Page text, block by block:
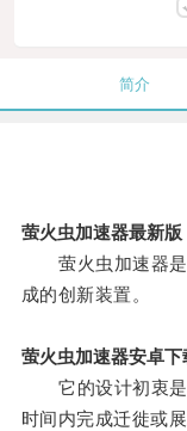
简介
萤火虫加速器最新版
萤火虫加速器是
成的创新装置。
萤火虫加速器安卓下
它的设计初衷是
时间内完成迁徙或